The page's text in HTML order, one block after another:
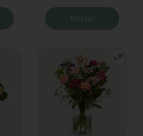
Bestel